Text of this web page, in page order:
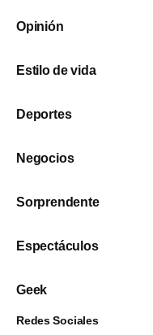
Opinión
Estilo de vida
Deportes
Negocios
Sorprendente
Espectáculos
Geek
Redes Sociales